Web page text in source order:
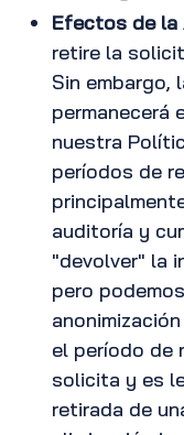
Efectos de la
retire la
Sin embargo,
permanecerá
nuestra
períodos de
auditoría y
"devolver" la
pero
el período de
solicita y es
retirada de